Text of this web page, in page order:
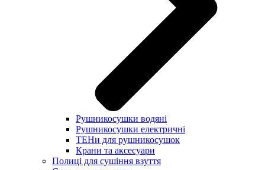
Рушникосушки водяні
Рушникосушки електричні
ТЕНи для рушникосушок
Крани та аксесуари
Полиці для сушіння взуття